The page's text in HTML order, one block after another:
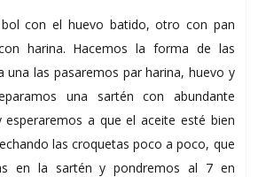
con el huevo batido, otro con pan
harina. Hacemos la forma de las
una las pasaremos par harina, huevo y
una sartén con abundante
esperaremos a que el aceite esté bien
las croquetas poco a poco, que
en la sartén y pondremos al 7 en